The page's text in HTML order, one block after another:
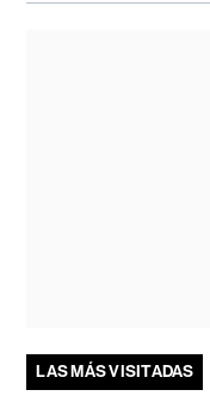
LAS MÁS VISITADAS